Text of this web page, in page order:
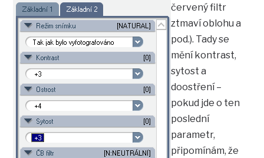
červený filtr
ztmaví oblohu a
pod.). Tady se
mění kontrast,
sytost a
doostření –
pokud jde o ten
poslední
parametr,
připomínám, že